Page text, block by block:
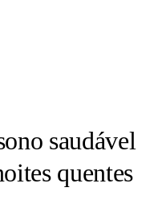
saudável
quentes